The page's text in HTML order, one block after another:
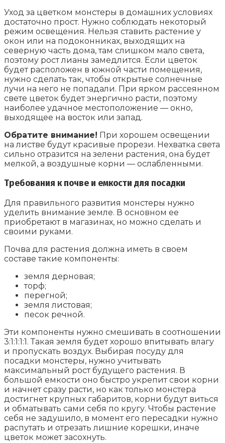
Уход за цветком монстеры в домашних условиях
достаточно прост. Нужно соблюдать некоторый
режим освещения. Нельзя ставить растение у
окон или на подоконниках, выходящих на
северную часть дома, там слишком мало света,
поэтому рост лианы замедлится. Если цветок
будет расположен в южной части помещения,
нужно сделать так, чтобы открытые солнечные
лучи на него не попадали. При ярком рассеянном
свете цветок будет энергично расти, поэтому
наиболее удачное местоположение — окно,
выходящее на восток или запад.
Обратите внимание! При хорошем освещении
на листве будут красивые прорези. Нехватка света
сильно отразится на зелени растения, она будет
мелкой, а воздушные корни — ослабленными.
Требования к почве и емкости для посадки
Для правильного развития монстеры нужно
уделить внимание земле. В основном ее
приобретают в магазинах, но можно сделать и
своими руками.
Почва для растения должна иметь в своем
составе такие компоненты:
земля дерновая;
торф;
перегной;
земля листовая;
песок речной.
Эти компоненты нужно смешивать в соотношении
3:1:1:1:1. Такая земля будет хорошо впитывать влагу
и пропускать воздух. Выбирая посуду для
посадки монстеры, нужно учитывать
максимальный рост будущего растения. В
большой емкости оно быстро укрепит свои корни
и начнет сразу расти, но как только монстера
достигнет крупных габаритов, корни будут виться
и обматывать сами себя по кругу. Чтобы растение
себя не задушило, в момент его пересадки нужно
распутать и отрезать лишние корешки, иначе
цветок может засохнуть.